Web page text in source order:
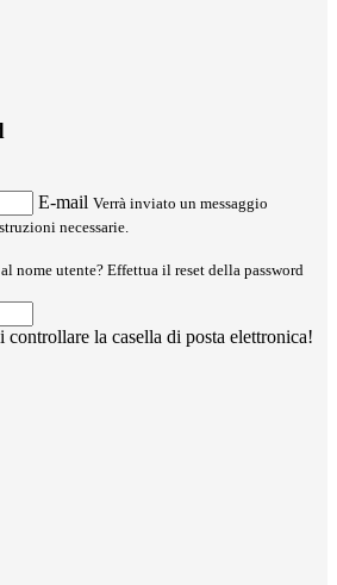
E-mail Verrà inviato un messaggio
necessarie.
nome utente? Effettua il reset della password
la casella di posta elettronica!